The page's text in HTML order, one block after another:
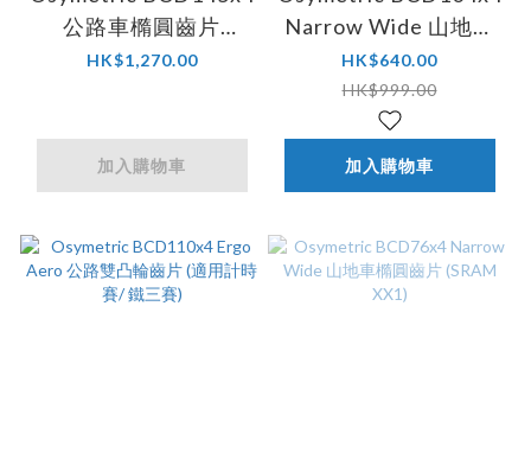
公路車橢圓齒片
(Campagnolo)
HK$1,270.00
加入購物車
Narrow Wide 山地車
橢圓齒片
(Shimano/Sram)
HK$640.00
HK$999.00
加入購物車